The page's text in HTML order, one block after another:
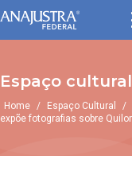
Espaço cultural
Home / Espaço Cultural /
expõe fotografias sobre